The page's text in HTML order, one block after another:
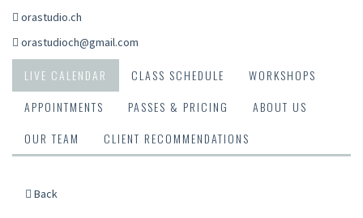
orastudio.ch
orastudioch@gmail.com
LIVE CALENDAR CLASS SCHEDULE
WORKSHOPS
APPOINTMENTS
PASSES & PRICING
ABOUT US
OUR TEAM
CLIENT RECOMMENDATIONS
Back